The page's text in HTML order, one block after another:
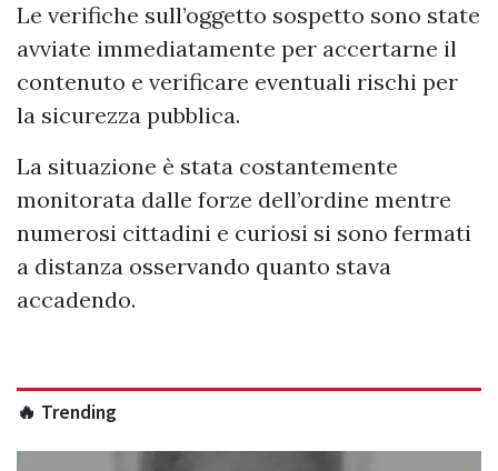
Le verifiche sull’oggetto sospetto sono state
avviate immediatamente per accertarne il
contenuto e verificare eventuali rischi per
la sicurezza pubblica.
La situazione è stata costantemente
monitorata dalle forze dell’ordine mentre
numerosi cittadini e curiosi si sono fermati
a distanza osservando quanto stava
accadendo.
🔥 Trending